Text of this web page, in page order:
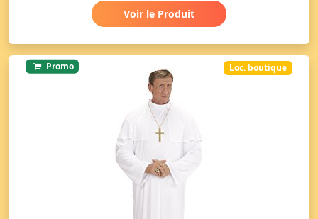
Voir le Produit
Promo Loc. boutique